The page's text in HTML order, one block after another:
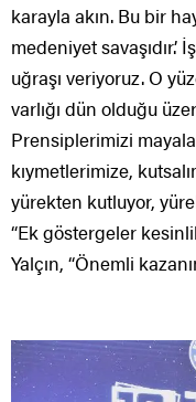
karayla akın. Bu bir
medeniyet
uğraşı veriyoruz. O
varlığı dün olduğu
Prensiplerimizi
kıymetlerimize,
yürekten kutluyor,
“Ek göstergeler
Yalçın, “Önemli